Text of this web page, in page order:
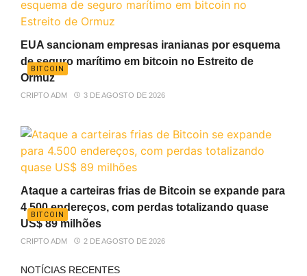
BITCOIN
EUA sancionam empresas iranianas por esquema
de seguro marítimo em bitcoin no Estreito de
Ormuz
CRIPTO ADM 3 DE AGOSTO DE 2026
BITCOIN
Ataque a carteiras frias de Bitcoin se expande para
4.500 endereços, com perdas totalizando quase
US$ 89 milhões
CRIPTO ADM 2 DE AGOSTO DE 2026
NOTÍCIAS RECENTES